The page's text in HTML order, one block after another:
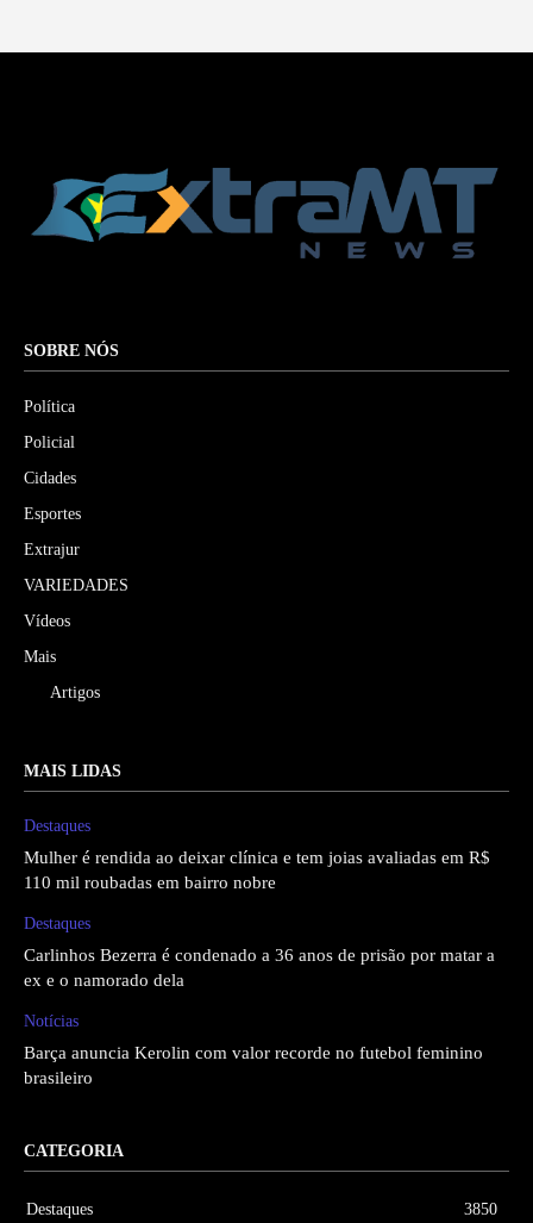
SOBRE NÓS
Política
Policial
Cidades
Esportes
Extrajur
VARIEDADES
Vídeos
Mais
Artigos
MAIS LIDAS
Destaques
Mulher é rendida ao deixar clínica e tem joias avaliadas em R$
110 mil roubadas em bairro nobre
Destaques
Carlinhos Bezerra é condenado a 36 anos de prisão por matar a
ex e o namorado dela
Notícias
Barça anuncia Kerolin com valor recorde no futebol feminino
brasileiro
CATEGORIA
Destaques 3850